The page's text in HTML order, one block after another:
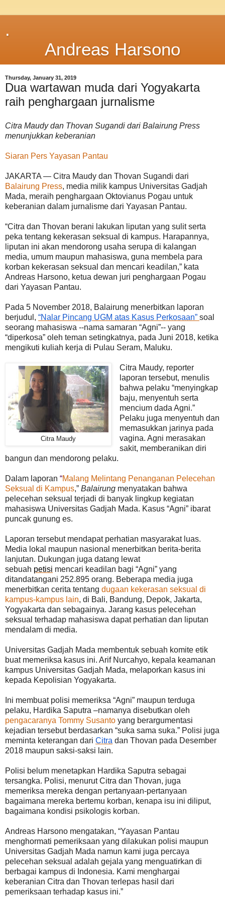
.
Andreas Harsono
Thursday, January 31, 2019
Dua wartawan muda dari Yogyakarta
raih penghargaan jurnalisme
Citra Maudy dan Thovan Sugandi dari Balairung Press
menunjukkan keberanian
Siaran Pers Yayasan Pantau
JAKARTA — Citra Maudy dan Thovan Sugandi dari
Balairung Press, media milik kampus Universitas Gadjah
Mada, meraih penghargaan Oktovianus Pogau untuk
keberanian dalam jurnalisme dari Yayasan Pantau.
“Citra dan Thovan berani lakukan liputan yang sulit serta
peka tentang kekerasan seksual di kampus. Harapannya,
liputan ini akan mendorong usaha serupa di kalangan
media, umum maupun mahasiswa, guna membela para
korban kekerasan seksual dan mencari keadilan,” kata
Andreas Harsono, ketua dewan juri penghargaan Pogau
dari Yayasan Pantau.
Pada 5 November 2018, Balairung menerbitkan laporan
berjudul, “Nalar Pincang UGM atas Kasus Perkosaan” soal
seorang mahasiswa --nama samaran “Agni”-- yang
“diperkosa” oleh teman setingkatnya, pada Juni 2018, ketika
mengikuti kuliah kerja di Pulau Seram, Maluku.
Citra Maudy
Citra Maudy, reporter
laporan tersebut, menulis
bahwa pelaku “menyingkap
baju, menyentuh serta
mencium dada Agni.”
Pelaku juga menyentuh dan
memasukkan jarinya pada
vagina. Agni merasakan
sakit, memberanikan diri
bangun dan mendorong pelaku.
Dalam laporan “Malang Melintang Penanganan Pelecehan
Seksual di Kampus,” Balairung menyatakan bahwa
pelecehan seksual terjadi di banyak lingkup kegiatan
mahasiswa Universitas Gadjah Mada. Kasus “Agni” ibarat
puncak gunung es.
Laporan tersebut mendapat perhatian masyarakat luas.
Media lokal maupun nasional menerbitkan berita-berita
lanjutan. Dukungan juga datang lewat
sebuah petisi mencari keadilan bagi “Agni” yang
ditandatangani 252.895 orang. Beberapa media juga
menerbitkan cerita tentang dugaan kekerasan seksual di
kampus-kampus lain, di Bali, Bandung, Depok, Jakarta,
Yogyakarta dan sebagainya. Jarang kasus pelecehan
seksual terhadap mahasiswa dapat perhatian dan liputan
mendalam di media.
Universitas Gadjah Mada membentuk sebuah komite etik
buat memeriksa kasus ini. Arif Nurcahyo, kepala keamanan
kampus Universitas Gadjah Mada, melaporkan kasus ini
kepada Kepolisian Yogyakarta.
Ini membuat polisi memeriksa “Agni” maupun terduga
pelaku, Hardika Saputra –namanya disebutkan oleh
pengacaranya Tommy Susanto yang berargumentasi
kejadian tersebut berdasarkan “suka sama suka.” Polisi juga
meminta keterangan dari Citra dan Thovan pada Desember
2018 maupun saksi-saksi lain.
Polisi belum menetapkan Hardika Saputra sebagai
tersangka. Polisi, menurut Citra dan Thovan, juga
memeriksa mereka dengan pertanyaan-pertanyaan
bagaimana mereka bertemu korban, kenapa isu ini diliput,
bagaimana kondisi psikologis korban.
Andreas Harsono mengatakan, “Yayasan Pantau
menghormati pemeriksaan yang dilakukan polisi maupun
Universitas Gadjah Mada namun kami juga percaya
pelecehan seksual adalah gejala yang menguatirkan di
berbagai kampus di Indonesia. Kami menghargai
keberanian Citra dan Thovan terlepas hasil dari
pemeriksaan terhadap kasus ini.”